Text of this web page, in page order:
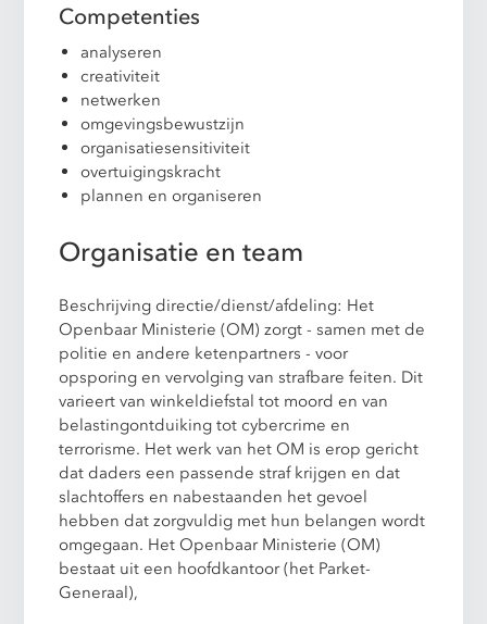
Competenties
analyseren
creativiteit
netwerken
omgevingsbewustzijn
organisatiesensitiviteit
overtuigingskracht
plannen en organiseren
Organisatie en team
Beschrijving directie/dienst/afdeling: Het
Openbaar Ministerie (OM) zorgt - samen met de
politie en andere ketenpartners - voor
opsporing en vervolging van strafbare feiten. Dit
varieert van winkeldiefstal tot moord en van
belastingontduiking tot cybercrime en
terrorisme. Het werk van het OM is erop gericht
dat daders een passende straf krijgen en dat
slachtoffers en nabestaanden het gevoel
hebben dat zorgvuldig met hun belangen wordt
omgegaan. Het Openbaar Ministerie (OM)
bestaat uit een hoofdkantoor (het Parket-
Generaal),